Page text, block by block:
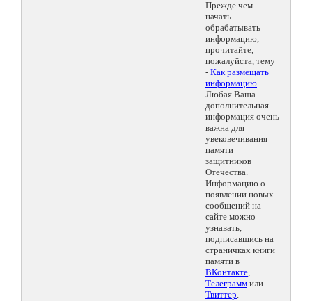
Прежде чем
начать
обрабатывать
информацию,
прочитайте,
пожалуйста, тему
- Как размещать
информацию.
Любая Ваша
дополнительная
информация очень
важна для
увековечивания
памяти
защитников
Отечества.
Информацию о
появлении новых
сообщений на
сайте можно
узнавать,
подписавшись на
страничках книги
памяти в
ВКонтакте,
Телеграмм или
Твиттер.